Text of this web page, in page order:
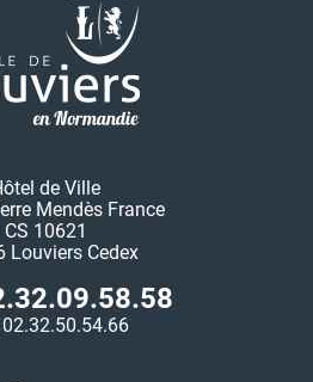
de Ville
Mendès France
CS 10621
Louviers Cedex
02.32.50.54.66